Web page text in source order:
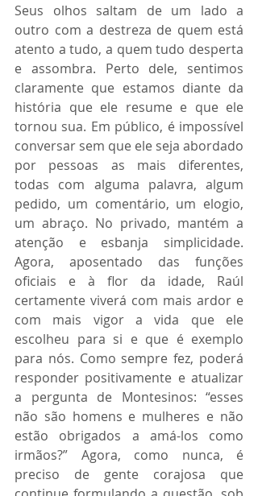
Seus olhos saltam de um lado a
outro com a destreza de quem está
atento a tudo, a quem tudo desperta
e assombra. Perto dele, sentimos
claramente que estamos diante da
história que ele resume e que ele
tornou sua. Em público, é impossível
conversar sem que ele seja abordado
por pessoas as mais diferentes,
todas com alguma palavra, algum
pedido, um comentário, um elogio,
um abraço. No privado, mantém a
atenção e esbanja simplicidade.
Agora, aposentado das funções
oficiais e à flor da idade, Raúl
certamente viverá com mais ardor e
com mais vigor a vida que ele
escolheu para si e que é exemplo
para nós. Como sempre fez, poderá
responder positivamente e atualizar
a pergunta de Montesinos: “esses
não são homens e mulheres e não
estão obrigados a amá-los como
irmãos?” Agora, como nunca, é
preciso de gente corajosa que